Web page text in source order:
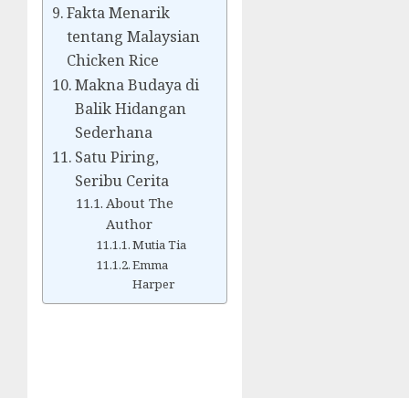
Fakta Menarik
tentang Malaysian
Chicken Rice
Makna Budaya di
Balik Hidangan
Sederhana
Satu Piring,
Seribu Cerita
About The
Author
Mutia Tia
Emma
Harper